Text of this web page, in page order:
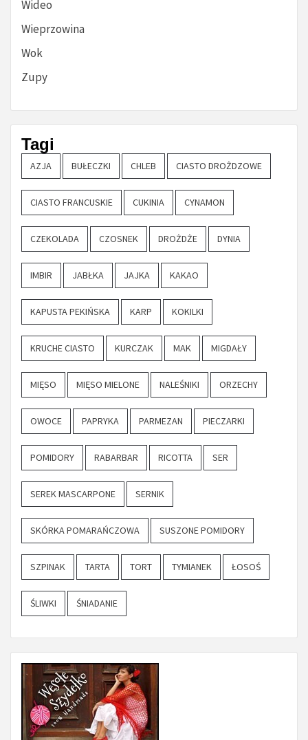
Wideo
Wieprzowina
Wok
Zupy
Tagi
AZJA BUŁECZKI CHLEB CIASTO DROŻDZOWE
CIASTO FRANCUSKIE CUKINIA CYNAMON
CZEKOLADA CZOSNEK DROŻDŻE DYNIA
IMBIR JABŁKA JAJKA KAKAO
KAPUSTA PEKIŃSKA KARP KOKILKI
KRUCHE CIASTO KURCZAK MAK MIGDAŁY
MIĘSO MIĘSO MIELONE NALEŚNIKI ORZECHY
OWOCE PAPRYKA PARMEZAN PIECZARKI
POMIDORY RABARBAR RICOTTA SER
SEREK MASCARPONE SERNIK
SKÓRKA POMARAŃCZOWA SUSZONE POMIDORY
SZPINAK TARTA TORT TYMIANEK ŁOSOŚ
ŚLIWKI ŚNIADANIE